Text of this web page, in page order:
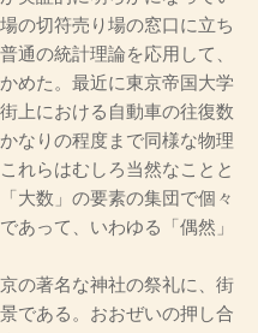
の切符売り場の窓口に立ち
通の統計理論を応用して、
めた。最近に東京帝国大学
上における自動車の往復数
なりの程度まで同様な物理
れらはむしろ当然なことと
大数」の要素の集団で個々
あって、いわゆる「偶然」
の著名な神社の祭礼に、街
である。おおぜいの押し合